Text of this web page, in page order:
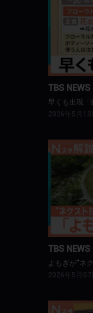
早
TBS
早くも出現「
2026年5月13
よ
TBS
よもぎが“ネ
2026年5月07